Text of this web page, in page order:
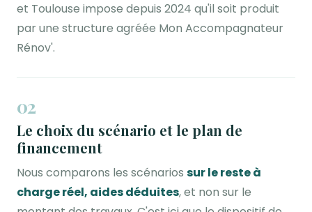
et Toulouse impose depuis 2024 qu'il soit produit
par une structure agréée Mon Accompagnateur
Rénov'.
02
Le choix du scénario et le plan de
financement
Nous comparons les scénarios sur le reste à
charge réel, aides déduites, et non sur le